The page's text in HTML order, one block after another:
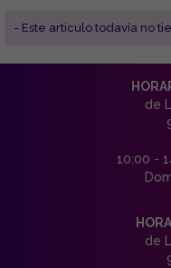
- Este articulo todavía no
de
10:00 -
de